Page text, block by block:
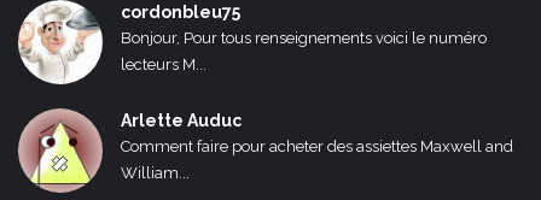
cordonbleu75
Bonjour, Pour tous renseignements voici le numéro
lecteurs M...
Arlette Auduc
Comment faire pour acheter des assiettes Maxwell and
William...